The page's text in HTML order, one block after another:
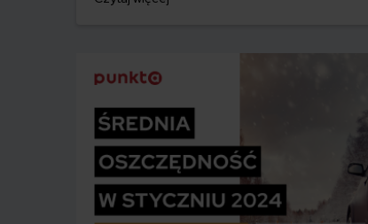
oraz jakie kary grożą nawet za jeden dzień przerwy w